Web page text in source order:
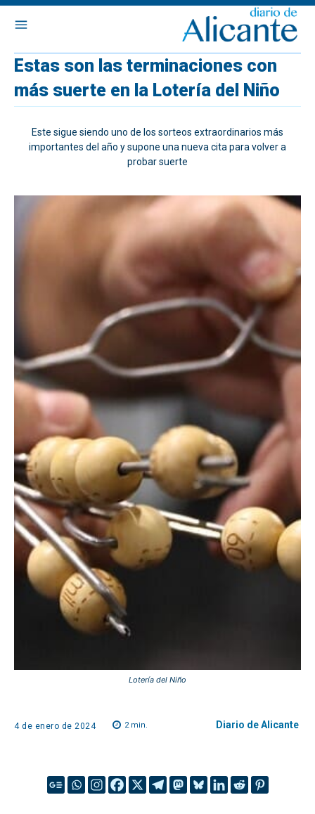
Estas son las terminaciones con
más suerte en la Lotería del Niño
Este sigue siendo uno de los sorteos extraordinarios más
importantes del año y supone una nueva cita para volver a
probar suerte
Lotería del Niño
4 de enero de 2024 2min. Diario de Alicante